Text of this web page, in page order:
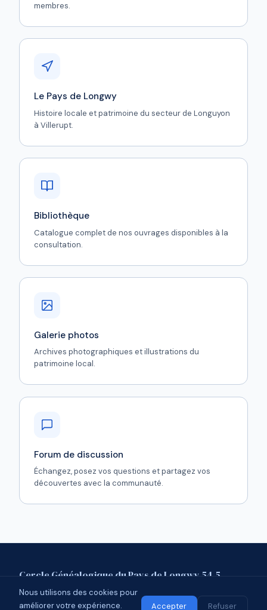
membres.
Le Pays de Longwy
Histoire locale et patrimoine du secteur de Longuyon
à Villerupt.
Bibliothèque
Catalogue complet de nos ouvrages disponibles à la
consultation.
Galerie photos
Archives photographiques et illustrations du
patrimoine local.
Forum de discussion
Échangez, posez vos questions et partagez vos
découvertes avec la communauté.
Cercle Généalogique du Pays de Longwy 54.5
Mentions légalesContactForum
© 2026 CGPL 54.5 · Affilié à l'UCGL
Nous utilisons des cookies pour
améliorer votre expérience.
Accepter Refuser